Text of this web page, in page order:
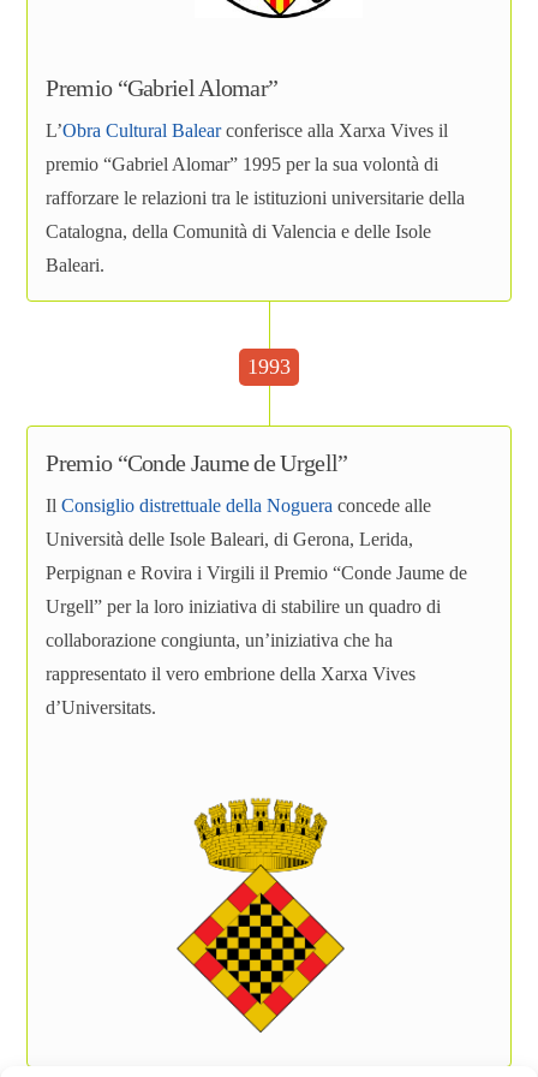
Premio “Gabriel Alomar”
L’Obra Cultural Balearconferisce alla Xarxa Vives il
premio “Gabriel Alomar” 1995 per la sua volontà di
rafforzare le relazioni tra le istituzioni universitarie della
Catalogna, della Comunità di Valencia e delle Isole
Baleari.
1993
Premio “Conde Jaume de Urgell”
IlConsiglio distrettuale della Noguera concede alle
Università delle Isole Baleari, di Gerona, Lerida,
Perpignan e Rovira i Virgili il Premio “Conde Jaume de
Urgell” per la loro iniziativa di stabilire un quadro di
collaborazione congiunta, un’iniziativa che ha
rappresentato il vero embrione della Xarxa Vives
d’Universitats.